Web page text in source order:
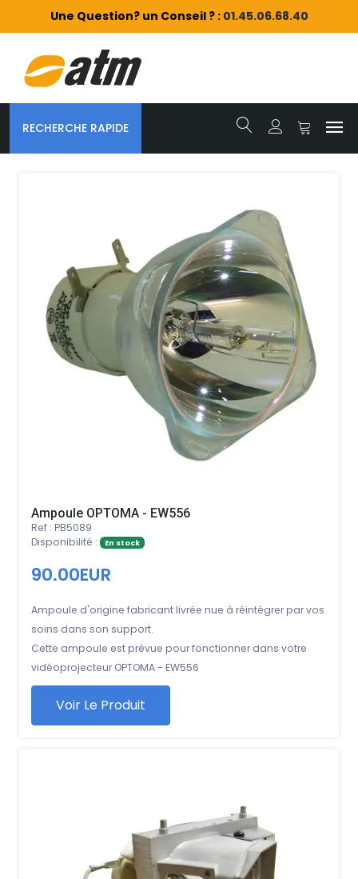
Une Question? un Conseil ? : 01.45.06.68.40
RECHERCHE RAPIDE
Ampoule OPTOMA - EW556
Ref : PB5089
Disponibilité :
En stock
90.00EUR
Ampoule d'origine fabricant livrée nue à réintégrer par vos
soins dans son support.
Cette ampoule est prévue pour fonctionner dans votre
vidéoprojecteur OPTOMA - EW556
Voir Le Produit